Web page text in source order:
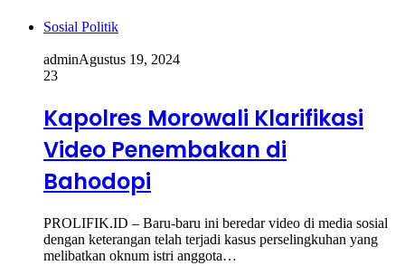
Sosial Politik
adminAgustus 19, 2024
23
Kapolres Morowali Klarifikasi
Video Penembakan di
Bahodopi
PROLIFIK.ID – Baru-baru ini beredar video di media sosial
dengan keterangan telah terjadi kasus perselingkuhan yang
melibatkan oknum istri anggota…